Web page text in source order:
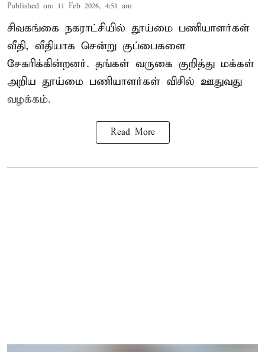
Published on: 11 Feb 2026, 4:51 am
சிவகங்கை நகராட்சியில் தூய்மை பணியாளர்கள்
வீதி, வீதியாக சென்று குப்பைகளை
சேகரிக்கின்றனர். தங்கள் வருகை குறித்து மக்கள்
அறிய தூய்மை பணியாளர்கள் விசில் ஊதுவது
வழக்கம்.
Read More